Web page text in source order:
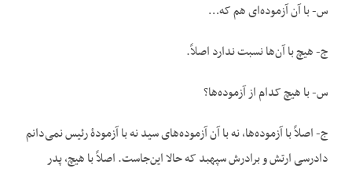
س- با آن آزموده‌ای هم که…
ج- هیچ با آن‌ها نسبت ندارد اصلاً.
س- با هیچ کدام از آزموده‌ها؟
ج- اصلاً با آزموده‌ها، نه با آن آزموده‌های سید نه با آزمودۀ رئیس نمی‌دانم
دادرسی ارتش و برادرش سپهبد که حالا این‌جاست. اصلاً با هیچ، پدر